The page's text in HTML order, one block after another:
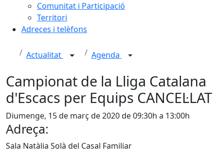
Comunitat i Participació
Territori
Adreces i telèfons
Actualitat Agenda
Campionat de la Lliga Catalana
d'Escacs per Equips CANCEL·LAT
Diumenge, 15 de març de 2020 de 09:30h a 13:00h
Adreça:
Sala Natàlia Solà del Casal Familiar